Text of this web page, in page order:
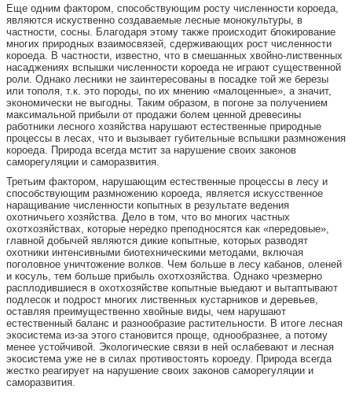
Еще одним фактором, способствующим росту численности короеда,
являются искуственно создаваемые лесные монокультуры, в
частности, сосны. Благодаря этому также происходит блокирование
многих природных взаимосвязей, сдерживающих рост численности
короеда. В частности, известно, что в смешанных хвойно-лиственных
насаджениях вспышки численности короеда не играют существенной
роли. Однако лесники не заинтересованы в посадке той же березы
или тополя, т.к. это породы, по их мнению «малоценные», а значит,
экономически не выгодны. Таким образом, в погоне за получением
максимальной прибыли от продажи болем ценной древесины
работники лесного хозяйства нарушают естественные природные
процессы в лесах, что и вызывает губительные вспышки размножения
короеда. Природа всегда мстит за нарушение своих законов
саморегуляции и саморазвития.
Третьим фактором, нарушающим естественные процессы в лесу и
способствующим размножению короеда, является искусственное
наращивание численности копытных в результате ведения
охотничьего хозяйства. Дело в том, что во многих частных
охотхозяйствах, которые нередко преподносятся как «передовые»,
главной добычей являются дикие копытные, которых разводят
охотники интенсивными биотехническими методами, включая
поголовное уничтожение волков. Чем больше в лесу кабанов, оленей
и косуль, тем больше прибыль охотхозяйства. Однако чрезмерно
расплодившиеся в охотхозяйстве копытные выедают и вытаптывают
подлесок и подрост многих лиственных кустарников и деревьев,
оставляя преимущественно хвойные виды, чем нарушают
естественный баланс и разнообразие растительности. В итоге лесная
экосистема из-за этого становится проще, однообразнее, а потому
менее устойчивой. Экологические связи в ней ослабевают и лесная
экосистема уже не в силах противостоять короеду. Природа всегда
жестко реагирует на нарушение своих законов саморегуляции и
саморазвития.